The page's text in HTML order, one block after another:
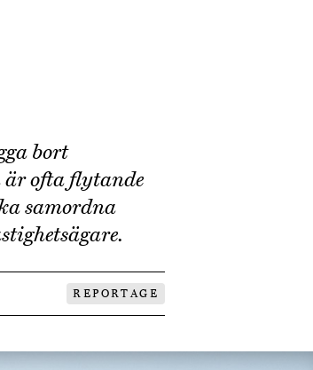
bort
är ofta flytande
samordna
REPORTAGE